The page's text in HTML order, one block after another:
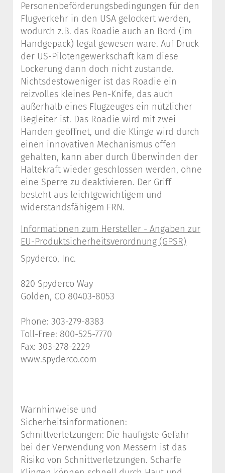
Personenbeförderungsbedingungen für den
Flugverkehr in den USA gelockert werden,
wodurch z.B. das Roadie auch an Bord (im
Handgepäck) legal gewesen wäre. Auf Druck
der US-Pilotengewerkschaft kam diese
Lockerung dann doch nicht zustande.
Nichtsdestoweniger ist das Roadie ein
reizvolles kleines Pen-Knife, das auch
außerhalb eines Flugzeuges ein nützlicher
Begleiter ist. Das Roadie wird mit zwei
Händen geöffnet, und die Klinge wird durch
einen innovativen Mechanismus offen
gehalten, kann aber durch Überwinden der
Haltekraft wieder geschlossen werden, ohne
eine Sperre zu deaktivieren. Der Griff
besteht aus leichtgewichtigem und
widerstandsfähigem FRN.
Spyderco, Inc.
820 Spyderco Way
Golden, CO 80403-8053
Phone: 303-279-8383
Toll-Free: 800-525-7770
Fax: 303-278-2229
www.spyderco.com
Warnhinweise und
Sicherheitsinformationen:
Schnittverletzungen: Die häufigste Gefahr
bei der Verwendung von Messern ist das
Risiko von Schnittverletzungen. Scharfe